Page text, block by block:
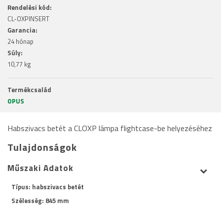
Rendelési kód:
CL-OXPINSERT
Garancia:
24 hónap
Súly:
10,77 kg
Termékcsalád
OPUS
Habszivacs betét a CLOXP lámpa flightcase-be helyezéséhez
Tulajdonságok
Műszaki Adatok
Típus: habszivacs betét
Szélesség: 845 mm